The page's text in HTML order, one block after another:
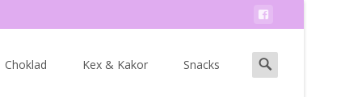
Choklad Kex & Kakor Snacks
Search
for: